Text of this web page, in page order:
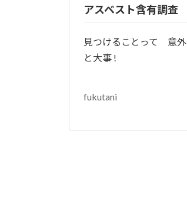
アスベスト含有調査
見つけることって 意外
と大事 !
fukutani